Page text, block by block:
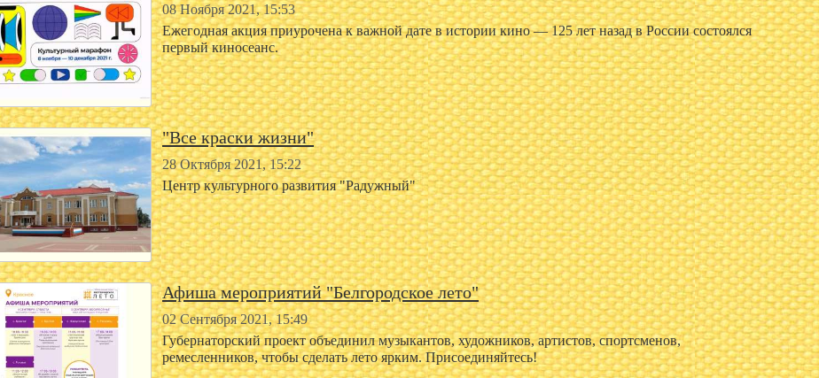
08 Ноября 2021, 15:53
Ежегодная акция приурочена к важной дате в истории кино — 125 лет назад в России состоялся
первый киносеанс.
"Все краски жизни"
28 Октября 2021, 15:22
Центр культурного развития "Радужный"
Афиша мероприятий "Белгородское лето"
02 Сентября 2021, 15:49
Губернаторский проект объединил музыкантов, художников, артистов, спортсменов,
ремесленников, чтобы сделать лето ярким. Присоединяйтесь!